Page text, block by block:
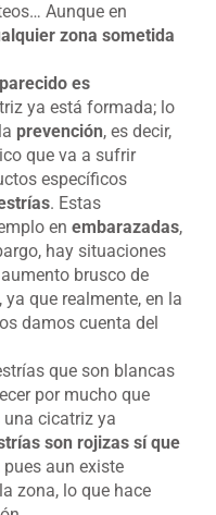
Aunque en
zona sometida
es
ya está formada; lo
prevención, es decir,
que va a sufrir
específicos
. Estas
en embarazadas,
hay situaciones
brusco de
que realmente, en la
damos cuenta del
que son blancas
por mucho que
cicatriz ya
son rojizas sí que
pues aun existe
zona, lo que hace